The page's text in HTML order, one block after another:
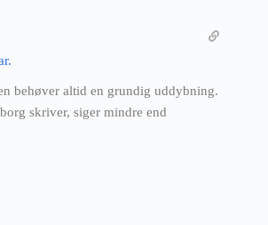
behøver altid en grundig uddybning.
skriver, siger mindre end